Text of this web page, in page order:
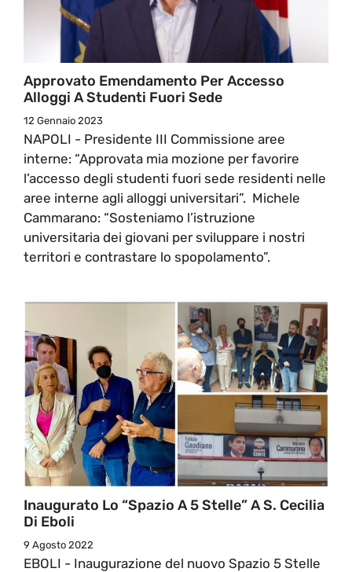
Approvato Emendamento Per Accesso
Alloggi A Studenti Fuori Sede
12 Gennaio 2023
NAPOLI - Presidente III Commissione aree
interne: “Approvata mia mozione per favorire
l’accesso degli studenti fuori sede residenti nelle
aree interne agli alloggi universitari”. Michele
Cammarano: “Sosteniamo l’istruzione
universitaria dei giovani per sviluppare i nostri
territori e contrastare lo spopolamento”.
Inaugurato Lo “Spazio A 5 Stelle” A S. Cecilia
Di Eboli
9 Agosto 2022
EBOLI - Inaugurazione del nuovo Spazio 5 Stelle